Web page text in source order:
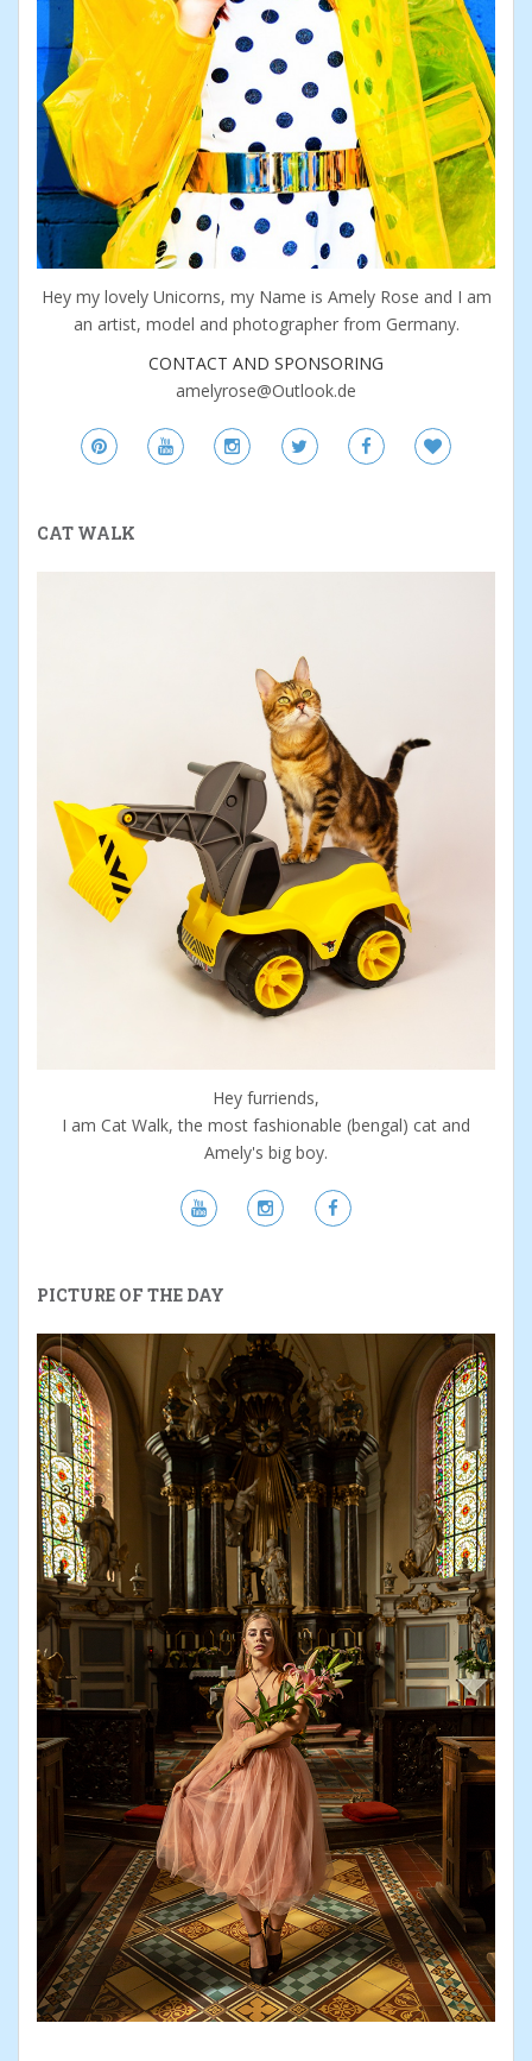
Hey my lovely Unicorns, my Name is Amely Rose and I am
an artist, model and photographer from Germany.
CONTACT AND SPONSORING
amelyrose@Outlook.de
CAT WALK
Hey furriends,
I am Cat Walk, the most fashionable (bengal) cat and
Amely's big boy.
PICTURE OF THE DAY